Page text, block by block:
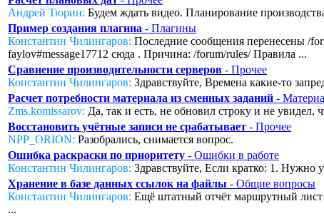
Андрей Тюрин: Будем ждать видео. Планирование
Пример создания плагина - Плагины
Константин Чилингаров: Последние сообщения перенесены /
faylov#message17712 сюда . Причина: /forum/rules/ Правила ...
Сравнение производительности серверов - Прочее
Константин Чилингаров: Здравствуйте, Времена какие-то
Расчет потребности материала из сменных заданий -
Zms.komissarov: Да, так и есть, не обновил строку и не увидел,
Восстановить учётные записи не срабатывает - Прочее
NPP_ORION: Разобрались, снимается вопрос.
Ошибка раскраски по приоритету - Ошибки в работе
Константин Чилингаров: Здравствуйте, Если кратко: 1. Нужно
Хранение в базе данных ссылок на файлы - Общие вопросы
Константин Чилингаров: Ещё штатный отчёт маршрутный лист
...